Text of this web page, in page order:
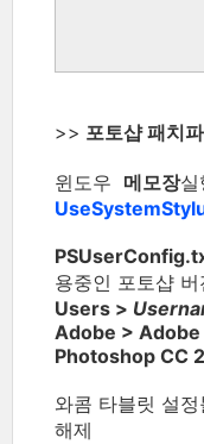
>> 포토샵 패치
윈도우 메모장실
용중인 포토샵
Users >
Adobe >
Photoshop CC
와콤 타블릿 설
해제